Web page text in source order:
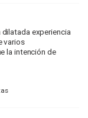
dilatada experiencia
varios
la intención de